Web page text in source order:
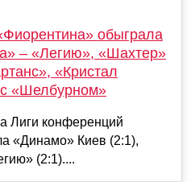
обыграла
– «Легию», «Шахтер»
«Кристал
с «Шелбурном»
Лиги конференций
«Динамо» Киев (2:1),
(2:1)....